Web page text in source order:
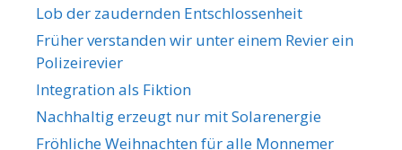
e
r
Lob der zaudernden Entschlossenheit
Früher verstanden wir unter einem Revier ein
Polizeirevier
Integration als Fiktion
Nachhaltig erzeugt nur mit Solarenergie
Fröhliche Weihnachten für alle Monnemer